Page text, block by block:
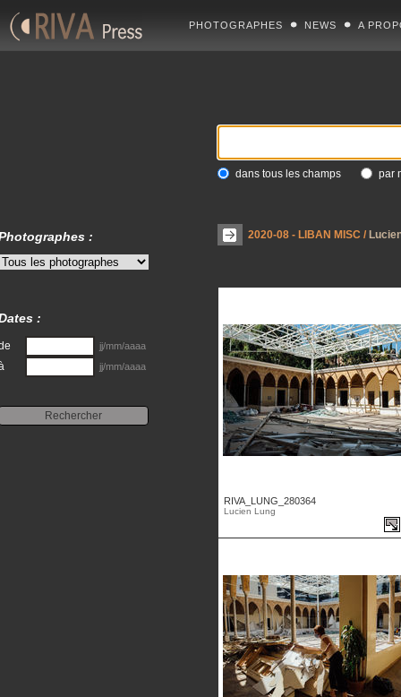
PHOTOGRAPHES NEWS A
dans tous les champs par
2020-08 - LIBAN MISC /
RIVA_LUNG_280364
Lucien Lung
:
:
jj/mm/aaaa
jj/mm/aaaa